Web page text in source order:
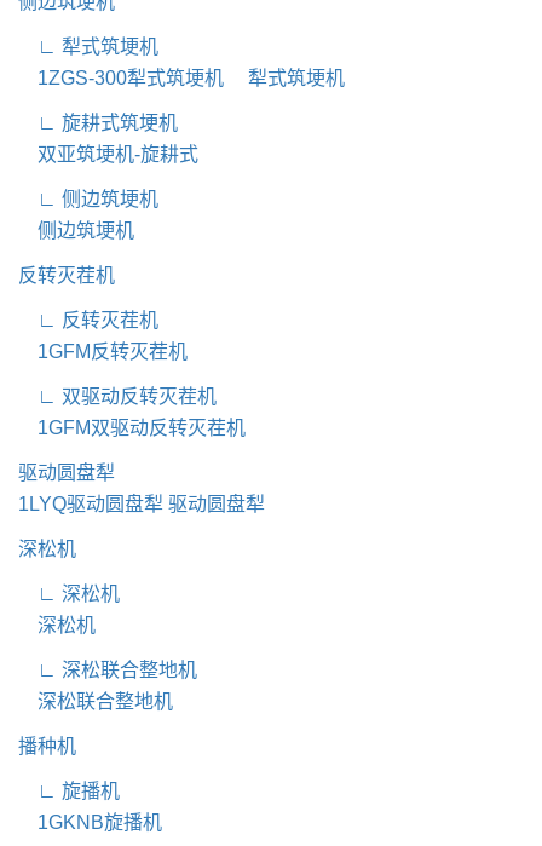
∟ 犁式筑埂机
1ZGS-300犁式筑埂机
犁式筑埂机
∟ 旋耕式筑埂机
双亚筑埂机-旋耕式
∟ 侧边筑埂机
侧边筑埂机
反转灭茬机
∟ 反转灭茬机
1GFM反转灭茬机
∟ 双驱动反转灭茬机
1GFM双驱动反转灭茬机
驱动圆盘犁
1LYQ驱动圆盘犁 驱动圆盘犁
深松机
∟ 深松机
深松机
∟ 深松联合整地机
深松联合整地机
播种机
∟ 旋播机
1GKNB旋播机